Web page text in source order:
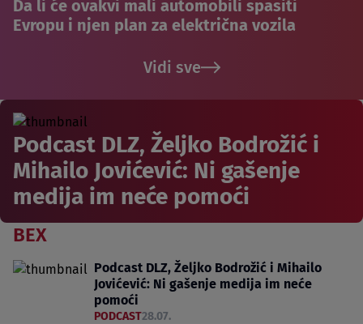
Da li će ovakvi mali automobili spasiti
Evropu i njen plan za električna vozila
Vidi sve
Podcast DLZ, Željko Bodrožić i
Mihailo Jovićević: Ni gašenje
medija im neće pomoći
BEX
Podcast DLZ, Željko Bodrožić i Mihailo
Jovićević: Ni gašenje medija im neće
pomoći
PODCAST28.07.